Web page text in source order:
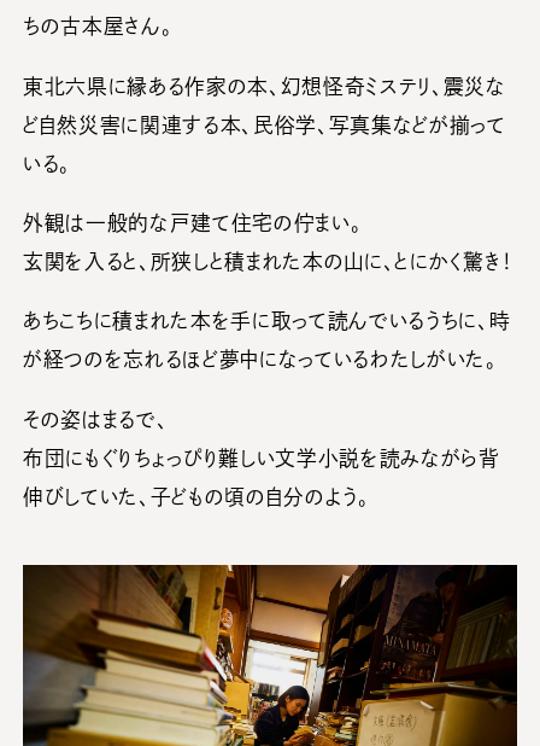
ちの古本屋さん。
東北六県に縁ある作家の本、幻想怪奇ミステリ、震災な
ど自然災害に関連する本、民俗学、写真集などが揃って
いる。
外観は一般的な戸建て住宅の佇まい。
玄関を入ると、所狭しと積まれた本の山に、とにかく驚き！
あちこちに積まれた本を手に取って読んでいるうちに、時
が経つのを忘れるほど夢中になっているわたしがいた。
その姿はまるで、
布団にもぐりちょっぴり難しい文学小説を読みながら背
伸びしていた、子どもの頃の自分のよう。